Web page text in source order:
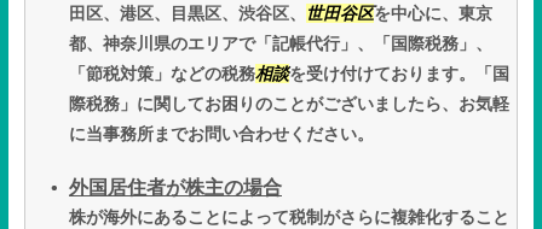
田区、港区、目黒区、渋谷区、
世田谷区を中心に、東京
都、神奈川県のエリアで「記帳代行」、「国際税務」、
「節税対策」などの税務相談を受け付けております。「国
際税務」に関してお困りのことがございましたら、お気軽
に当事務所までお問い合わせください。
外国居住者が株主の場合
株が海外にあることによって税制がさらに複雑化すること